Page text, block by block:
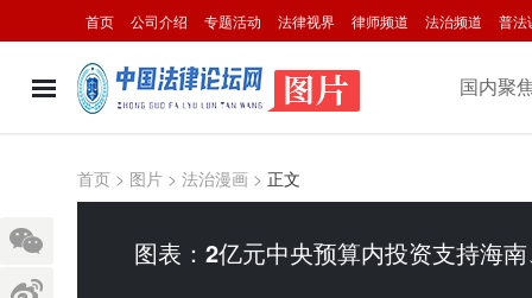
首页 公司介绍 专题活动 法律视界 律师频道 法治频道 普法
国内聚
首页 > 图片 > 法治漫画 > 正文
图表：2亿元中央预算内投资支持海